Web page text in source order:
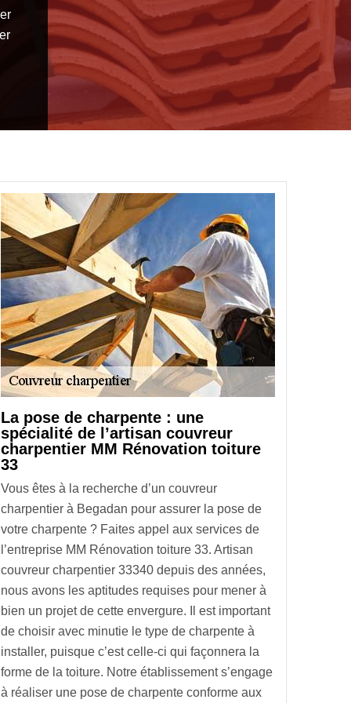
La pose de charpente : une
spécialité de l’artisan couvreur
charpentier MM Rénovation toiture
33
Vous êtes à la recherche d’un couvreur
charpentier à Begadan pour assurer la pose de
votre charpente ? Faites appel aux services de
l’entreprise MM Rénovation toiture 33. Artisan
couvreur charpentier 33340 depuis des années,
nous avons les aptitudes requises pour mener à
bien un projet de cette envergure. Il est important
de choisir avec minutie le type de charpente à
installer, puisque c’est celle-ci qui façonnera la
forme de la toiture. Notre établissement s’engage
à réaliser une pose de charpente conforme aux